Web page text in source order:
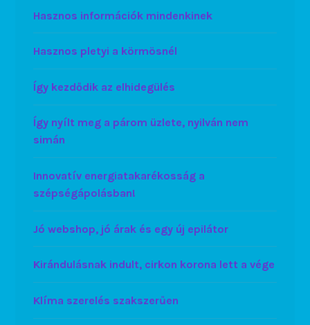
Hasznos információk mindenkinek
Hasznos pletyi a körmösnél
Így kezdődik az elhidegülés
Így nyílt meg a párom üzlete, nyilván nem
simán
Innovatív energiatakarékosság a
szépségápolásban!
Jó webshop, jó árak és egy új epilátor
Kirándulásnak indult, cirkon korona lett a vége
Klíma szerelés szakszerűen